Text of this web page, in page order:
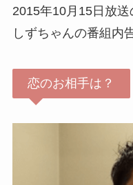
2015年10月15日放
しずちゃんの番組内
恋のお相手は？